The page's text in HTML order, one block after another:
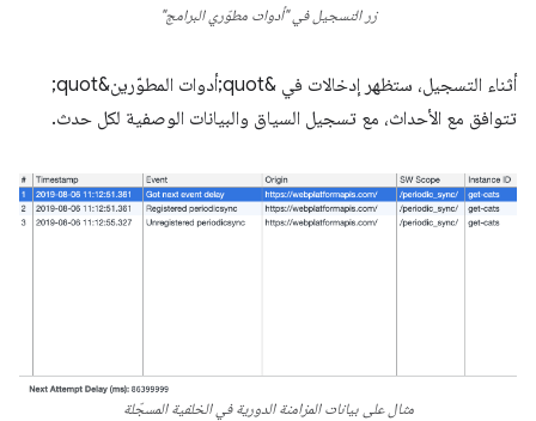
زر التسجيل في "أدوات مطوّري البرامج"
أثناء التسجيل، ستظهر إدخالات في &quot;أدوات المطوّرين&quot;
تتوافق مع الأحداث، مع تسجيل السياق والبيانات الوصفية لكل حدث.
مثال على بيانات المزامنة الدورية في الخلفية المسجّلة